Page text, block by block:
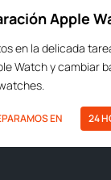
Apple
en la delicada
Watch y cambiar
EN 24